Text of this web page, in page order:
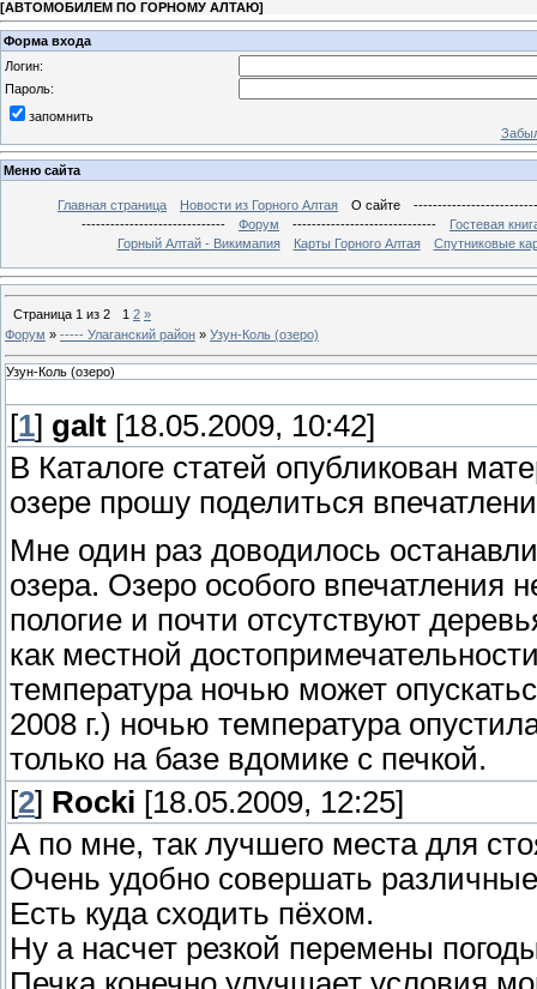
[АВТОМОБИЛЕМ ПО ГОРНОМУ АЛТАЮ]
Форма входа
Логин:
Пароль:
запомнить
Меню сайта
Главная страница Новости из Горного Алтая О сайте
------------------------------
Форум ------------------------------
Гостевая
Горный Алтай - Викимапия
Карты Горного Алтая Спутниковые
Страница 1 из 2 1 2 »
Форум » ----- Улаганский район » Узун-Коль (озеро)
Узун-Коль (озеро)
[1] galt [18.05.2009, 10:42]
В Каталоге статей опубликован
озере прошу поделиться
Мне один раз доводилось
озера. Озеро особого впечатления
пологие и почти отсутствуют
как местной
температура ночью может
2008 г.) ночью температура
только на базе вдомике с печкой.
[2] Rocki [18.05.2009, 12:25]
А по мне, так лучшего места для
Очень удобно совершать
Есть куда сходить пёхом.
Ну а насчет резкой перемены